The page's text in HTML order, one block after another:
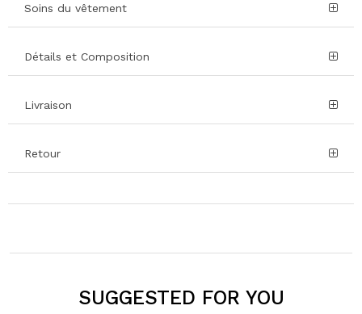
Soins du vêtement
Détails et Composition
Livraison
Retour
SUGGESTED FOR YOU